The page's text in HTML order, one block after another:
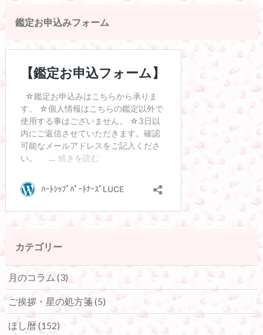
鑑定お申込みフォーム
カテゴリー
月のコラム (3)
ご挨拶・星の処方箋(5)
ほし暦(152)